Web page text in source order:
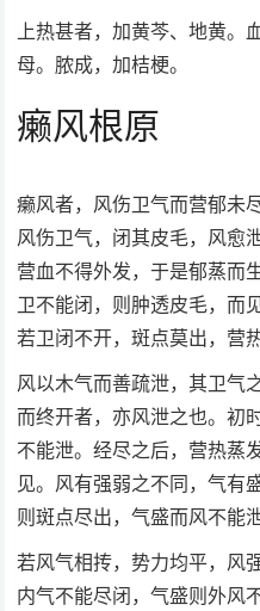
上热甚者，加黄芩、地黄。
母。脓成，加桔梗。
癞风根原
癞风者，风伤卫气而营郁未
风伤卫气，闭其皮毛，风愈
营血不得外发，于是郁蒸而
卫不能闭，则肿透皮毛，而
若卫闭不开，斑点莫出，营
风以木气而善疏泄，其卫气
而终开者，亦风泄之也。初
不能泄。经尽之后，营热蒸
见。风有强弱之不同，气有
则斑点尽出，气盛而风不能
若风气相抟，势力均平，风
内气不能尽闭，气盛则外风